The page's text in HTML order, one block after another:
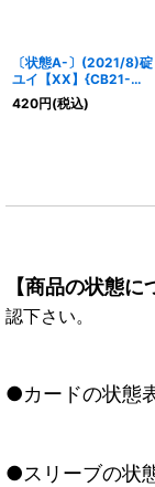
〔状態A-〕(2021/8)碇
ユイ【XX】{CB21-
XX01}《紫》
420円(税込)
【商品の状態に
認下さい。
●カードの状態
●スリーブの状